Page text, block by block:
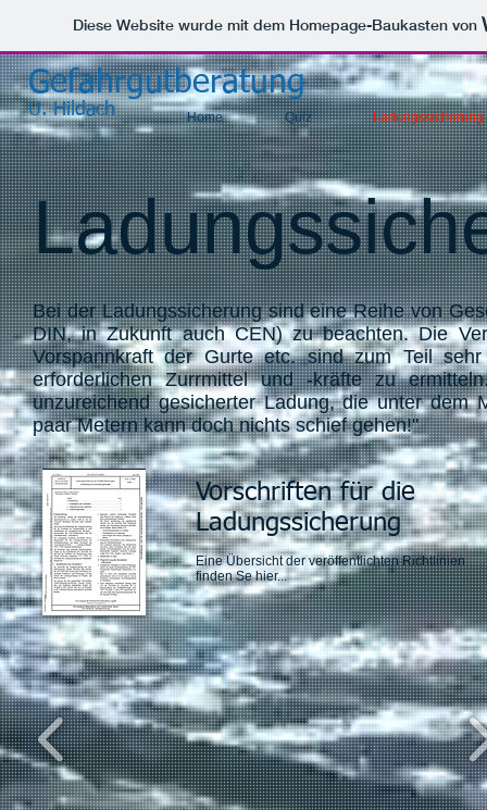
Diese Website wurde mit dem Homepage-Baukasten von
Gefahrgutberatung
U. Hildach Home Quiz Ladungssicherung
Bei der Ladungssicherung sind eine Reihe von
DIN, in Zukunft auch CEN) zu beachten. Die
Vorspannkraft der Gurte etc. sind zum Teil
erforderlichen Zurrmittel und -kräfte zu
unzureichend gesicherter Ladung, die unter dem
paar Metern kann doch nichts schief gehen!"
Vorschriften für die
Ladungssicherung
Eine Übersicht der veröffentlichten Richtlinien
finden Se hier...